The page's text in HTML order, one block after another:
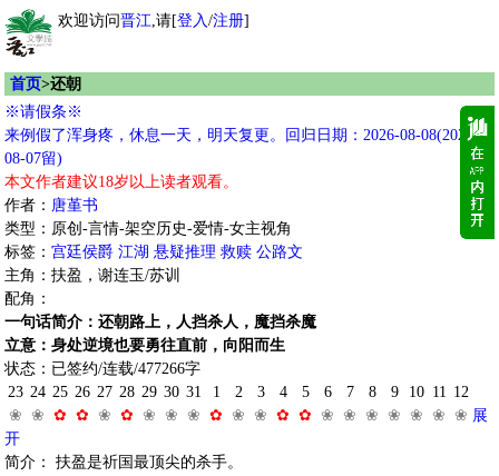
欢迎访问晋江,请[登入/注册]
首页>还朝
※请假条※
来例假了浑身疼，休息一天，明天复更。回归日期：2026-08-08(2026-
08-07留)
本文作者建议18岁以上读者观看。
作者： 唐堇书
类型：原创-言情-架空历史-爱情-女主视角
标签： 宫廷侯爵 江湖 悬疑推理 救赎 公路文
主角：扶盈，谢连玉/苏训
配角：
一句话简介：还朝路上，人挡杀人，魔挡杀魔
立意：身处逆境也要勇往直前，向阳而生
状态：已签约/连载/477266字
23
❀
24
❀
25
✿
26
✿
27
❀
28
✿
29
❀
30
❀
31
❀
1
✿
2
❀
3
❀
4
✿
5
✿
6
❀
7
❀
8
❀
9
❀
10
❀
11
❀
12
❀ 展
开
简介： 扶盈是祈国最顶尖的杀手。